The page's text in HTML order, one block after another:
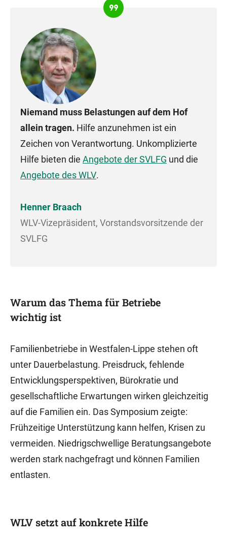
Niemand muss Belastungen auf dem Hof
allein tragen. Hilfe anzunehmen ist ein
Zeichen von Verantwortung. Unkomplizierte
Hilfe bieten die Angebote der SVLFG und die
Angebote des WLV.
Henner Braach
WLV-Vizepräsident, Vorstandsvorsitzende der
SVLFG
Warum das Thema für Betriebe
wichtig ist
Familienbetriebe in Westfalen-Lippe stehen oft
unter Dauerbelastung. Preisdruck, fehlende
Entwicklungsperspektiven, Bürokratie und
gesellschaftliche Erwartungen wirken gleichzeitig
auf die Familien ein. Das Symposium zeigte:
Frühzeitige Unterstützung kann helfen, Krisen zu
vermeiden. Niedrigschwellige Beratungsangebote
werden stark nachgefragt und können Familien
entlasten.
WLV setzt auf konkrete Hilfe